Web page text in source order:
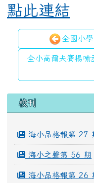
點此連結
全國小
全小高爾夫賽楊喻
左邊區域內容
校刊
海小品格報第 27
海小之聲第 56 期
海小品格報第 26